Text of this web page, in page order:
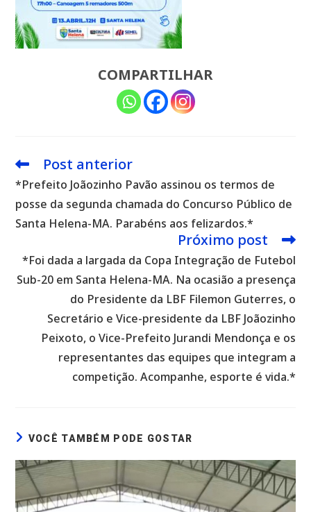
COMPARTILHAR
Leia
artigos
Post anterior
*Prefeito Joãozinho Pavão assinou os termos de
posse da segunda chamada do Concurso Público de
Santa Helena-MA. Parabéns aos felizardos.*
Próximo post
*Foi dada a largada da Copa Integração de Futebol
Sub-20 em Santa Helena-MA. Na ocasião a presença
do Presidente da LBF Filemon Guterres, o
Secretário e Vice-presidente da LBF Joãozinho
Peixoto, o Vice-Prefeito Jurandi Mendonça e os
representantes das equipes que integram a
competição. Acompanhe, esporte é vida.*
VOCÊ TAMBÉM PODE GOSTAR